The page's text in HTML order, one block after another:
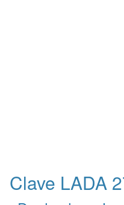
Clave LADA